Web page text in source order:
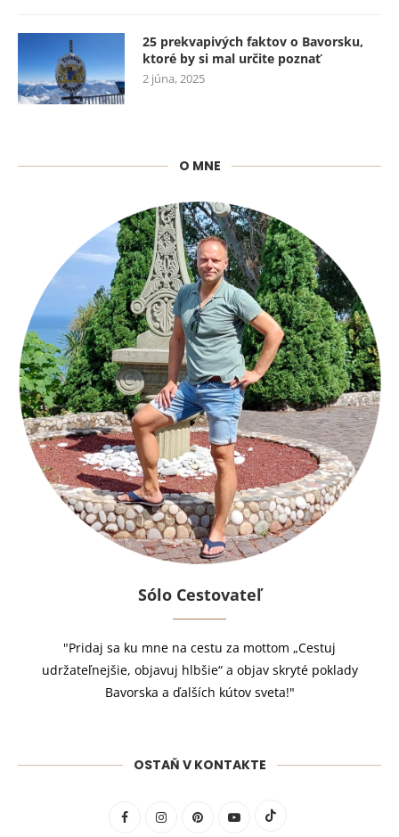
25 prekvapivých faktov o Bavorsku,
ktoré by si mal určite poznať
2 júna, 2025
O MNE
Sólo Cestovateľ
"Pridaj sa ku mne na cestu za mottom „Cestuj
udržateľnejšie, objavuj hlbšie“ a objav skryté poklady
Bavorska a ďalších kútov sveta!"
OSTAŇ V KONTAKTE